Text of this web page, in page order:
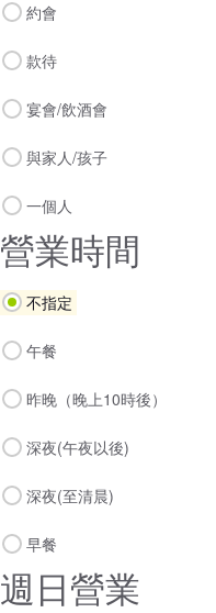
約會
款待
宴會/飲酒會
與家人/孩子
一個人
營業時間
不指定
午餐
昨晚（晚上10時後）
深夜(午夜以後)
深夜(至清晨)
早餐
週日營業